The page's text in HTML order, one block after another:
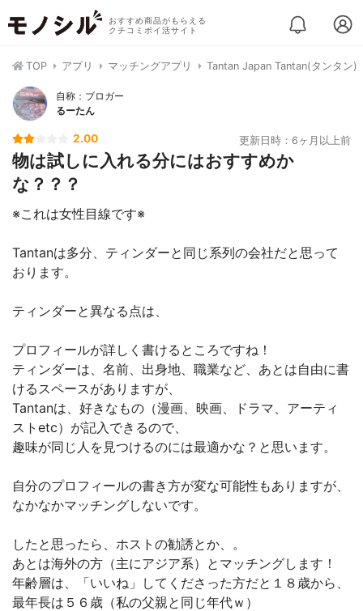
おすすめ商品がもらえる
クチコミポイ活サイト
TOP アプリ マッチングアプリ Tantan Japan Tantan(タンタン)
自称：ブロガー
るーたん
2.00 更新日時：6ヶ月以上前
物は試しに入れる分にはおすすめか
な？？？
※これは女性目線です※
Tantanは多分、ティンダーと同じ系列の会社だと思って
おります。
ティンダーと異なる点は、
プロフィールが詳しく書けるところですね！
ティンダーは、名前、出身地、職業など、あとは自由に書
けるスペースがありますが、
Tantanは、好きなもの（漫画、映画、ドラマ、アーティ
ストetc）が記入できるので、
趣味が同じ人を見つけるのには最適かな？と思います。
自分のプロフィールの書き方が変な可能性もありますが、
なかなかマッチングしないです。
したと思ったら、ホストの勧誘とか、。
あとは海外の方（主にアジア系）とマッチングします！
年齢層は、「いいね」してくださった方だと１８歳から、
最年長は５６歳（私の父親と同じ年代ｗ）